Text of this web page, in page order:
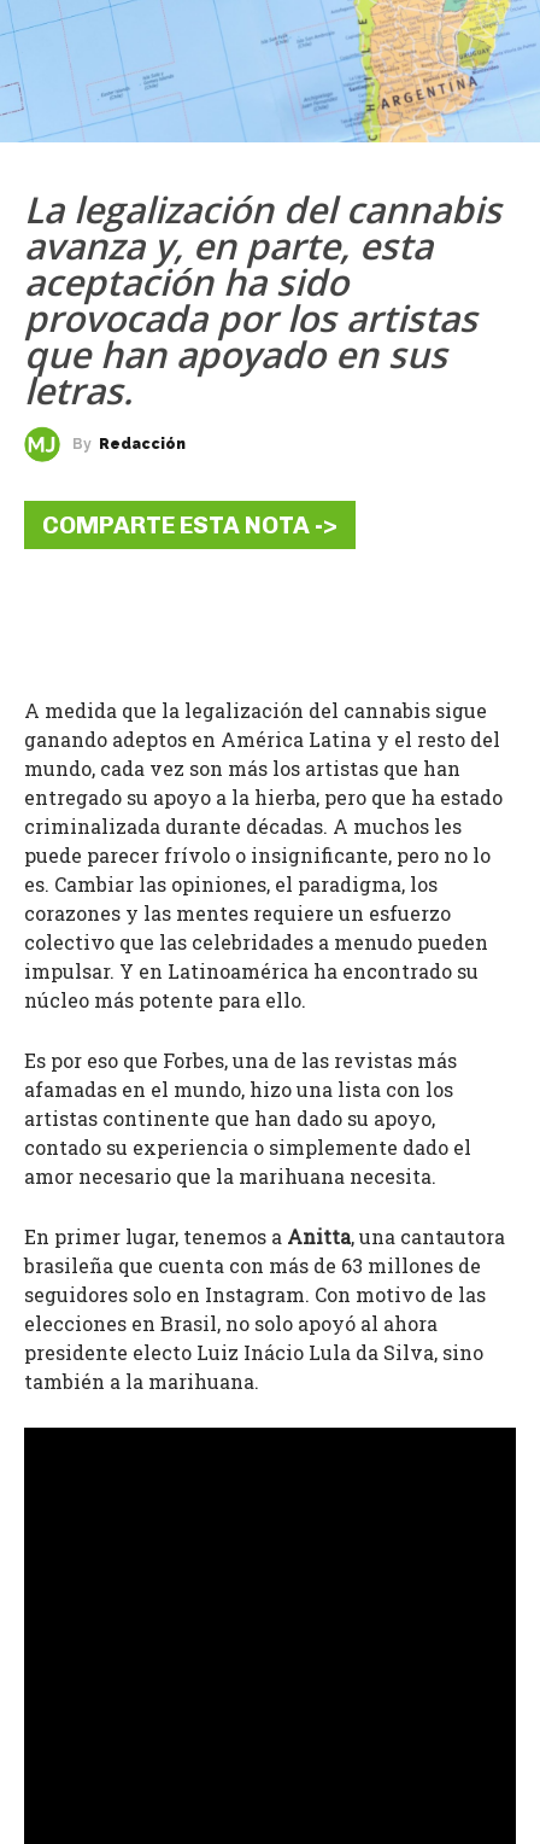
La legalización del cannabis
avanza y, en parte, esta
aceptación ha sido
provocada por los artistas
que han apoyado en sus
letras.
By Redacción
COMPARTE ESTA NOTA ->
A medida que la legalización del cannabis sigue
ganando adeptos en América Latina y el resto del
mundo, cada vez son más los artistas que han
entregado su apoyo a la hierba, pero que ha estado
criminalizada durante décadas. A muchos les
puede parecer frívolo o insignificante, pero no lo
es. Cambiar las opiniones, el paradigma, los
corazones y las mentes requiere un esfuerzo
colectivo que las celebridades a menudo pueden
impulsar. Y en Latinoamérica ha encontrado su
núcleo más potente para ello.
Es por eso que Forbes, una de las revistas más
afamadas en el mundo, hizo una lista con los
artistas continente que han dado su apoyo,
contado su experiencia o simplemente dado el
amor necesario que la marihuana necesita.
En primer lugar, tenemos a Anitta, una cantautora
brasileña que cuenta con más de 63 millones de
seguidores solo en Instagram. Con motivo de las
elecciones en Brasil, no solo apoyó al ahora
presidente electo Luiz Inácio Lula da Silva, sino
también a la marihuana.